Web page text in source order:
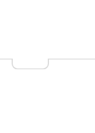
ausbauen, tauschen